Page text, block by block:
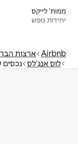
אפשרויות נוספות
לוס אנג'לס מחוז
עם אמבטיה גדולה